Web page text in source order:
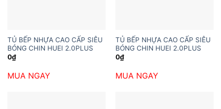
TỦ BẾP NHỰA CAO CẤP SIÊU
BÓNG CHIN HUEI 2.0PLUS
0₫
MUA NGAY
TỦ BẾP NHỰA CAO CẤP SIÊU
BÓNG CHIN HUEI 2.0PLUS
0₫
MUA NGAY